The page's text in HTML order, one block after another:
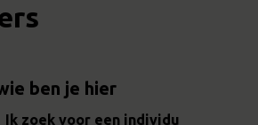
ben je hier
Ik zoek voor een individu